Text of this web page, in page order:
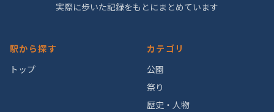
実際に歩いた記録をもとにまとめています
駅から探す
トップ
カテゴリ
公園
祭り
歴史・人物